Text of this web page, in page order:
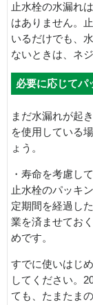
止水栓の水漏れ
はありません。
いるだけでも、
ないときは、ネ
必要に応じてパ
まだ水漏れが起
を使用している
ょう。
・寿命を考慮し
止水栓のパッキ
定期間を経過し
業を済ませてお
めです。
すでに使いはじ
してください。
ても、たまたま